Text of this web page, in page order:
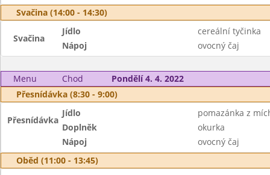
Svačina (14:00 - 14:30)
Svačina
Jídlo
cereální tyčinka
Nápoj
ovocný čaj
Menu Chod
Pondělí 4. 4. 2022
Přesnídávka (8:30 - 9:00)
Přesnídávka
Jídlo
pomazánka z
Doplněk
okurka
Nápoj
ovocný čaj
Oběd (11:00 - 13:45)